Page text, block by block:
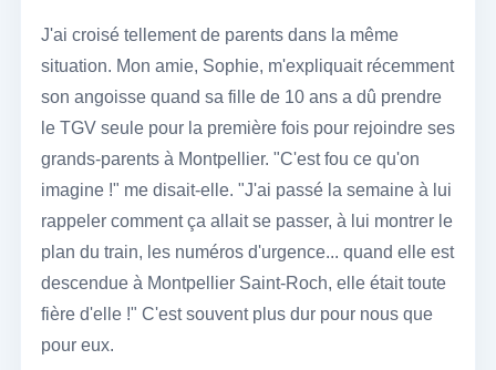
J'ai croisé tellement de parents dans la même
situation. Mon amie, Sophie, m'expliquait récemment
son angoisse quand sa fille de 10 ans a dû prendre
le TGV seule pour la première fois pour rejoindre ses
grands-parents à Montpellier. "C'est fou ce qu'on
imagine !" me disait-elle. "J'ai passé la semaine à lui
rappeler comment ça allait se passer, à lui montrer le
plan du train, les numéros d'urgence... quand elle est
descendue à Montpellier Saint-Roch, elle était toute
fière d'elle !" C'est souvent plus dur pour nous que
pour eux.